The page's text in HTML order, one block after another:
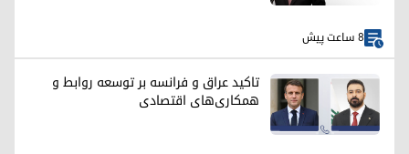
8 ساعت پیش
تاکید عراق و فرانسه بر توسعه روابط و
همکاری‌های اقتصادی